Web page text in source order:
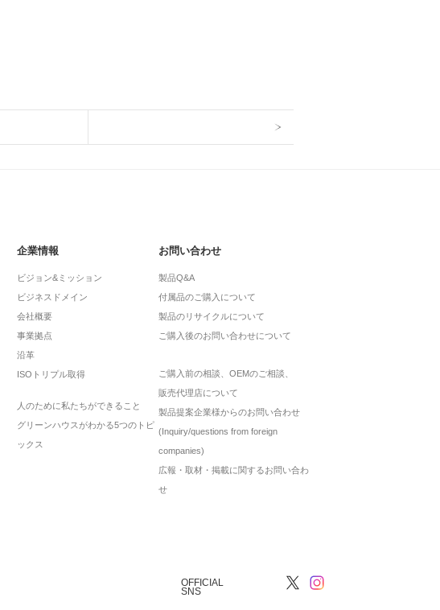
企業情報
ビジョン&ミッション
ビジネスドメイン
会社概要
事業拠点
沿革
ISOトリプル取得
人のために私たちができること
グリーンハウスがわかる5つのトピ
ックス
お問い合わせ
製品Q&A
付属品のご購入について
製品のリサイクルについて
ご購入後のお問い合わせについて
ご購入前の相談、OEMのご相談、
販売代理店について
製品提案企業様からのお問い合わせ
(Inquiry/questions from foreign
companies)
広報・取材・掲載に関するお問い合わ
せ
OFFICIAL
SNS